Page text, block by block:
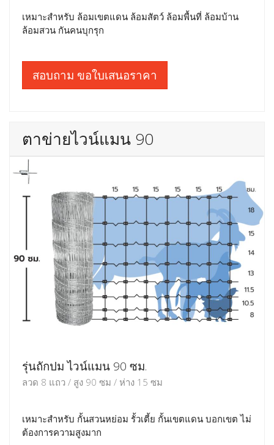
เหมาะสำหรับ ล้อมเขตแดน ล้อมสัตว์ ล้อมพื้นที่ ล้อมบ้าน
ล้อมสวน กันคนบุกรุก
สอบถาม ขอใบเสนอราคา
ตาข่ายไวน์แมน 90
รุ่นถักปม ไวน์แมน 90 ซม.
ลวด 8 แถว / สูง 90 ซม / ห่าง 15 ซม
เหมาะสำหรับ กั้นสวนหย่อม รั้วเตี้ย กั้นเขตแดน บอกเขต ไม่
ต้องการความสูงมาก